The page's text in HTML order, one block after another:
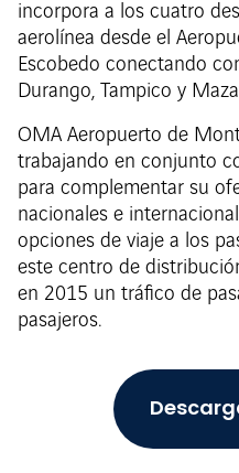
incorpora a los cuatro
aerolínea desde el
Escobedo conectando
Durango, Tampico y
OMA Aeropuerto de
trabajando en conjunto
para complementar su
nacionales e
opciones de viaje a los
este centro de
en 2015 un tráfico de
pasajeros.